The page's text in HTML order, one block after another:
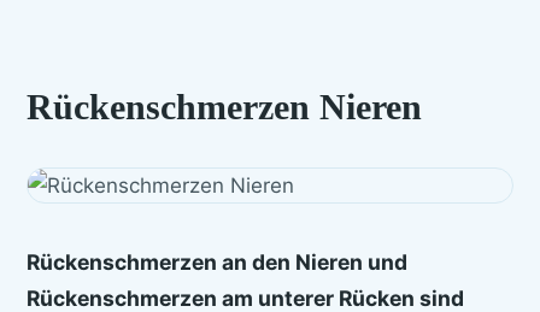
Rückenschmerzen Nieren
Rückenschmerzen an den Nieren und
Rückenschmerzen am unterer Rücken sind